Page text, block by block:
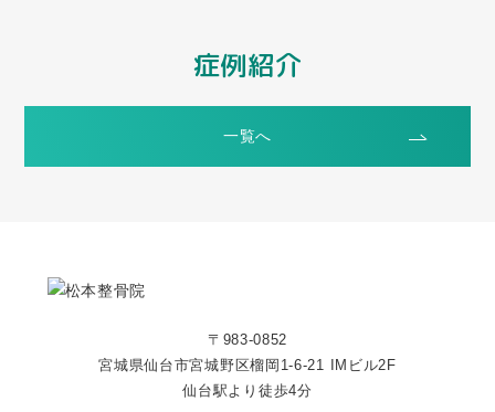
症例紹介
一覧へ
〒983-0852
宮城県仙台市宮城野区榴岡1-6-21 IMビル2F
仙台駅より徒歩4分